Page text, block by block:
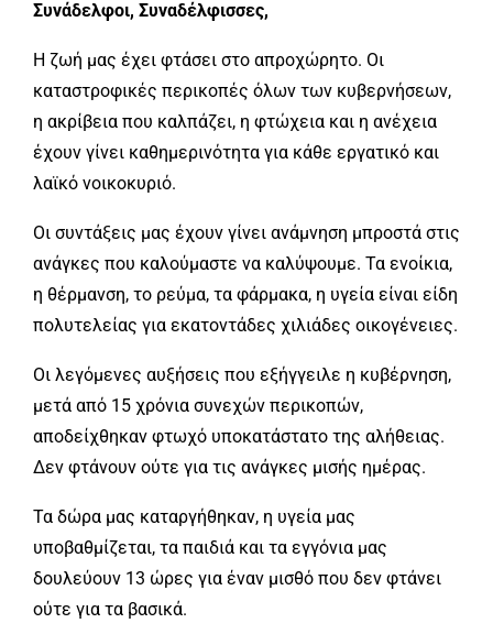
Συνάδελφοι, Συναδέλφισσες,
Η ζωή μας έχει φτάσει στο απροχώρητο. Οι
καταστροφικές περικοπές όλων των κυβερνήσεων,
η ακρίβεια που καλπάζει, η φτώχεια και η ανέχεια
έχουν γίνει καθημερινότητα για κάθε εργατικό και
λαϊκό νοικοκυριό.
Οι συντάξεις μας έχουν γίνει ανάμνηση μπροστά στις
ανάγκες που καλούμαστε να καλύψουμε. Τα ενοίκια,
η θέρμανση, το ρεύμα, τα φάρμακα, η υγεία είναι είδη
πολυτελείας για εκατοντάδες χιλιάδες οικογένειες.
Οι λεγόμενες αυξήσεις που εξήγγειλε η κυβέρνηση,
μετά από 15 χρόνια συνεχών περικοπών,
αποδείχθηκαν φτωχό υποκατάστατο της αλήθειας.
Δεν φτάνουν ούτε για τις ανάγκες μισής ημέρας.
Τα δώρα μας καταργήθηκαν, η υγεία μας
υποβαθμίζεται, τα παιδιά και τα εγγόνια μας
δουλεύουν 13 ώρες για έναν μισθό που δεν φτάνει
ούτε για τα βασικά.